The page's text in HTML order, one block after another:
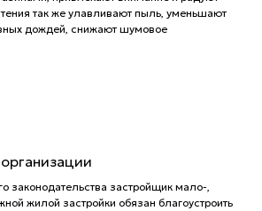
так же улавливают пыль, уменьшают
дождей, снижают шумовое
законодательства застройщик мало-,
жилой застройки обязан благоустроить